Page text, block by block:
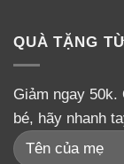
QUÀ TẶNG
Giảm ngay 50k.
bé, hãy nhanh